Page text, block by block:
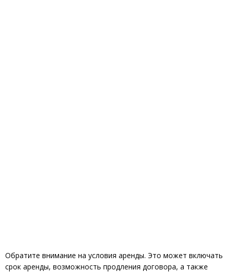
Обратите внимание на условия аренды. Это может включать
срок аренды, возможность продления договора, а также